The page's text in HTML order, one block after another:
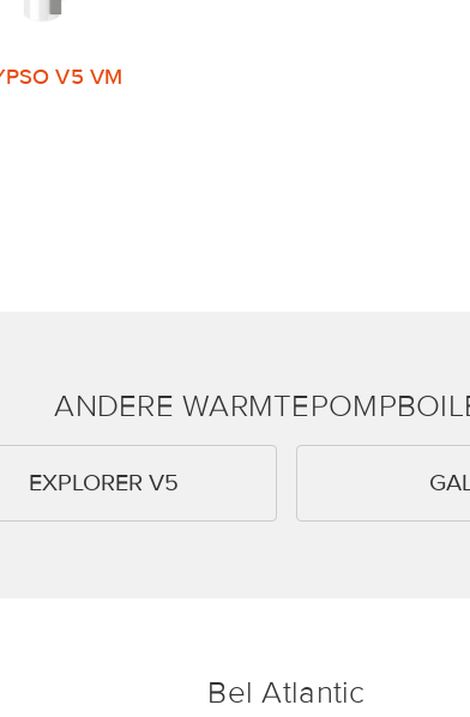
V5 VM
ANDERE
EXPLORER V5
Bel Atlantic